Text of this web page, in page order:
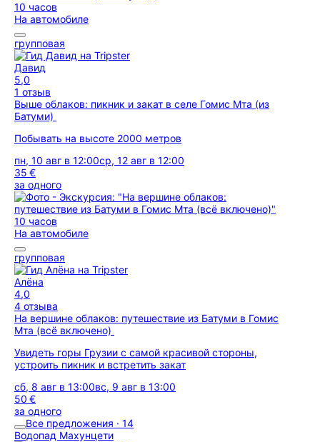
10 часов
На автомобиле
групповая
Давид
5,0
1 отзыв
Выше облаков: пикник и закат в селе Гомис Мта (из
Батуми)
Побывать на высоте 2000 метров
пн, 10 авг в 12:00ср, 12 авг в 12:00
35 €
за одного
10 часов
На автомобиле
групповая
Алёна
4,0
4 отзыва
На вершине облаков: путешествие из Батуми в Гомис
Мта (всё включено)
Увидеть горы Грузии с самой красивой стороны,
устроить пикник и встретить закат
сб, 8 авг в 13:00вс, 9 авг в 13:00
50 €
за одного
Все предложения · 14
Водопад Махунцети